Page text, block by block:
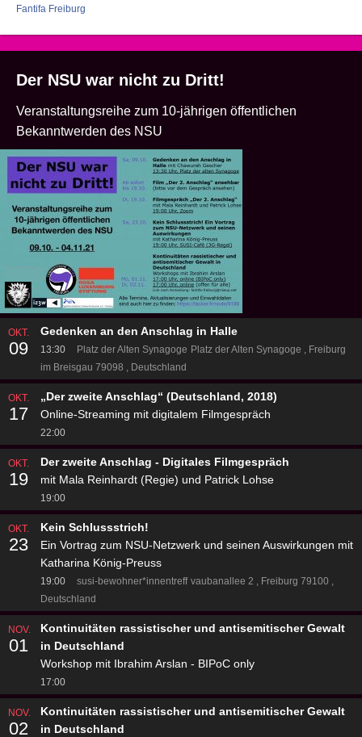
Fantifa Freiburg
Der NSU war nicht zu Dritt!
Veranstaltungsreihe zum 10-jährigen öffentlichen
Bekanntwerden des NSU
OKT.
09
Gedenken an den Anschlag in Halle
13:30 Platz der Alten Synagoge Platz der Alten Synagoge
Freiburg
im Breisgau 79098
Deutschland
OKT.
17
„Der zweite Anschlag“ (Deutschland, 2018)
Online-Streaming mit digitalem Filmgespräch
22:00
OKT.
19
Der zweite Anschlag - Digitales Filmgespräch
mit Mala Reinhardt (Regie) und Patrick Lohse
19:00
OKT.
23
Kein Schlussstrich!
Ein Vortrag zum NSU-Netzwerk und seinen Auswirkungen mit
Katharina König-Preuss
19:00 susi-bewohner*innentreff vaubanallee 2
Freiburg 79100
Deutschland
NOV.
01
Kontinuitäten rassistischer und antisemitischer Gewalt
in Deutschland
Workshop mit Ibrahim Arslan - BIPoC only
17:00
NOV.
02
Kontinuitäten rassistischer und antisemitischer Gewalt
in Deutschland